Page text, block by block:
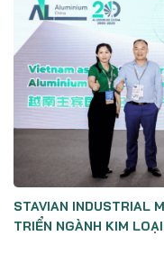
STAVIAN INDUSTRIAL
TRIỂN NGÀNH KIM